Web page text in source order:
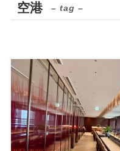
空港 – tag –